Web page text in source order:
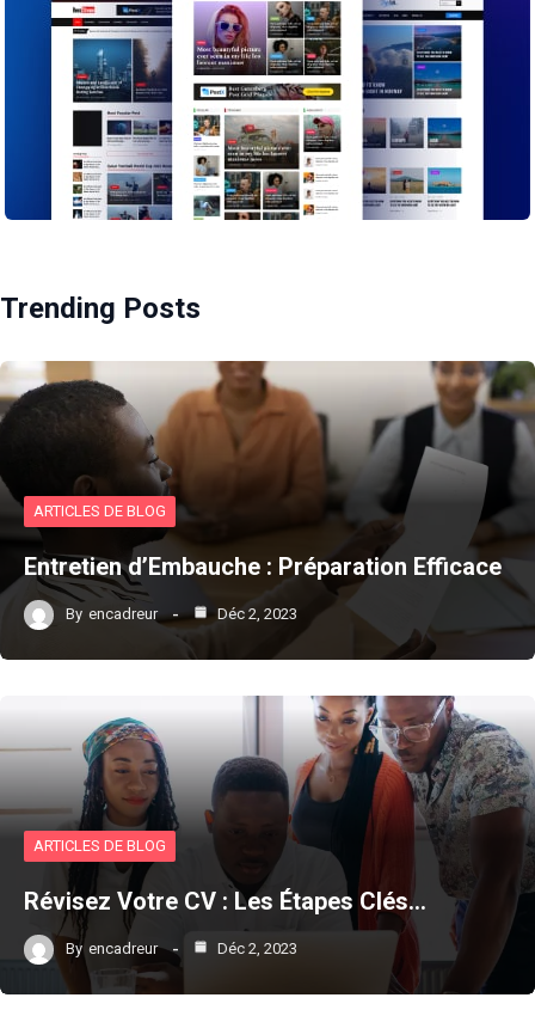
Trending Posts
ARTICLES DE BLOG
Entretien d’Embauche : Préparation Efficace
By encadreur Déc 2, 2023
ARTICLES DE BLOG
Révisez Votre CV : Les Étapes Clés…
By encadreur Déc 2, 2023